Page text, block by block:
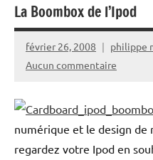
La Boombox de l’Ipod
février 26, 2008
philippe
Aucun commentaire
numérique et le design de
regardez votre Ipod en